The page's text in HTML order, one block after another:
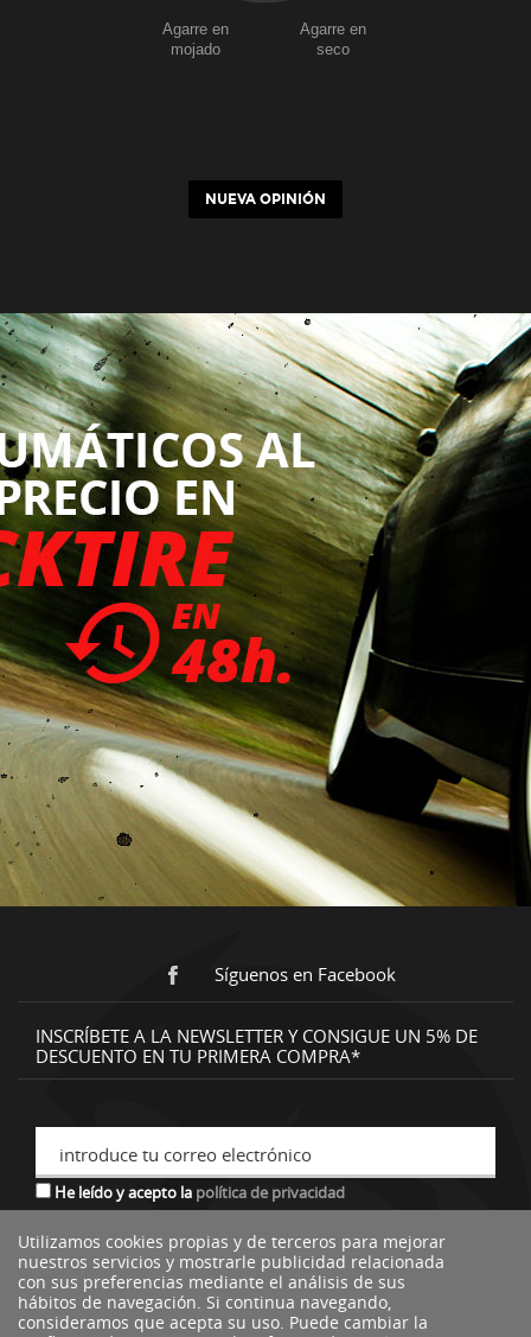
Agarre en
seco
Agarre en
mojado
NUEVA OPINIÓN
Síguenos en Facebook
INSCRÍBETE A LA NEWSLETTER Y CONSIGUE UN 5% DE
DESCUENTO EN TU PRIMERA COMPRA*
introduce tu correo electrónico
He leído y acepto la política de privacidad
*descuento no acumulable a otras ofertas o promociones.
Utilizamos cookies propias y de terceros para mejorar
nuestros servicios y mostrarle publicidad relacionada
con sus preferencias mediante el análisis de sus
hábitos de navegación. Si continua navegando,
consideramos que acepta su uso. Puede cambiar la